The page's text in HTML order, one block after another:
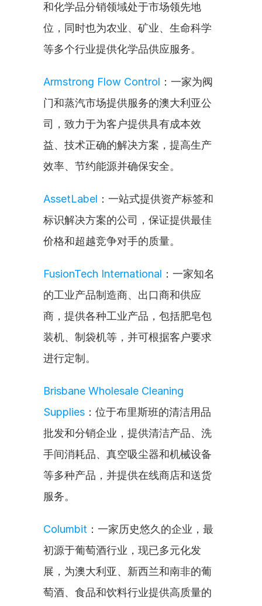
和化学品分销领域处于市场领先地
位，同时也为农业、矿业、生命科学
等多个行业提供化学品供应服务。
Armstrong Flow Control ：一家为阀
门和蒸汽市场提供服务的澳大利亚公
司，致力于为客户提供具有成本效
益、技术正确的解决方案，提高生产
效率、节约能源并确保安全。
AssetLabel ：一站式提供资产标签和
标识解决方案的公司，保证提供最佳
价格和超越竞争对手的质量。
FusionTech International ：一家知名
的工业产品制造商、出口商和供应
商，提供各种工业产品，包括肥皂包
装机、制袋机等，并可根据客户要求
进行定制。
Brisbane Wholesale Cleaning
Supplies ：位于布里斯班的清洁用品
批发和分销企业，提供清洁产品、洗
手间消耗品、真空吸尘器和机械设备
等多种产品，并提供在线商店和送货
服务。
Columbit ：一家历史悠久的企业，最
初源于葡萄酒行业，现已多元化发
展，为澳大利亚、新西兰和南非的葡
萄酒、食品和饮料行业提供高质量的